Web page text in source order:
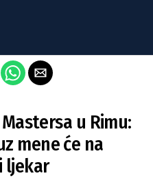
u Rimu:
mene će na
ljekar